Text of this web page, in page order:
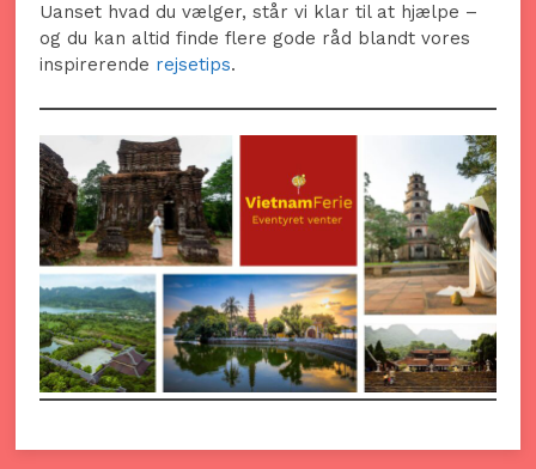
Uanset hvad du vælger, står vi klar til at hjælpe –
og du kan altid finde flere gode råd blandt vores
inspirerende rejsetips.